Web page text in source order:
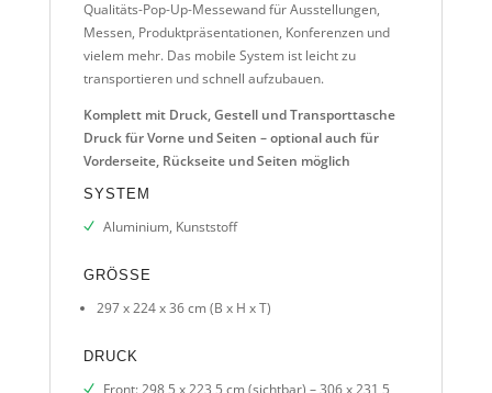
Qualitäts-Pop-Up-Messewand für Ausstellungen,
Messen, Produktpräsentationen, Konferenzen und
vielem mehr. Das mobile System ist leicht zu
transportieren und schnell aufzubauen.
Komplett mit Druck, Gestell und Transporttasche
Druck für Vorne und Seiten – optional auch für
Vorderseite, Rückseite und Seiten möglich
SYSTEM
Aluminium, Kunststoff
GRÖSSE
297 x 224 x 36 cm (B x H x T)
DRUCK
Front: 298,5 x 223,5 cm (sichtbar) – 306 x 231,5